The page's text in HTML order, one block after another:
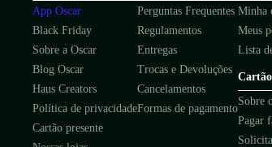
App Oscar
Black Friday
Sobre a Oscar
Blog Oscar
Haus Creators
Política de privacidade
Cartão presente
Perguntas Frequentes
Regulamentos
Entregas
Trocas e Devoluções
Cancelamentos
Formas de pagamento
Minha
Meus
Lista
Sobre
Pagar